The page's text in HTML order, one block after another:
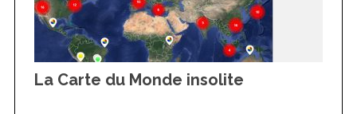
La Carte du Monde insolite